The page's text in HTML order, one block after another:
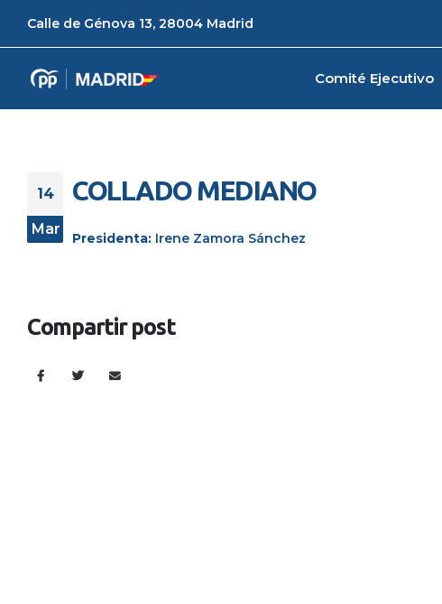
Calle de Génova 13, 28004 Madrid
Comité Ejecutivo
14
Mar
COLLADO MEDIANO
Presidenta: Irene Zamora Sánchez
Compartir post